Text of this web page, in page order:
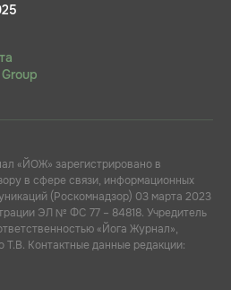
«ЙОЖ» зарегистрировано в
в сфере связи, информационных
(Роскомнадзор) 03 марта 2023
ЭЛ № ФС 77 – 84818. Учредитель
«Йога Журнал»,
Т.В. Контактные данные редакции: